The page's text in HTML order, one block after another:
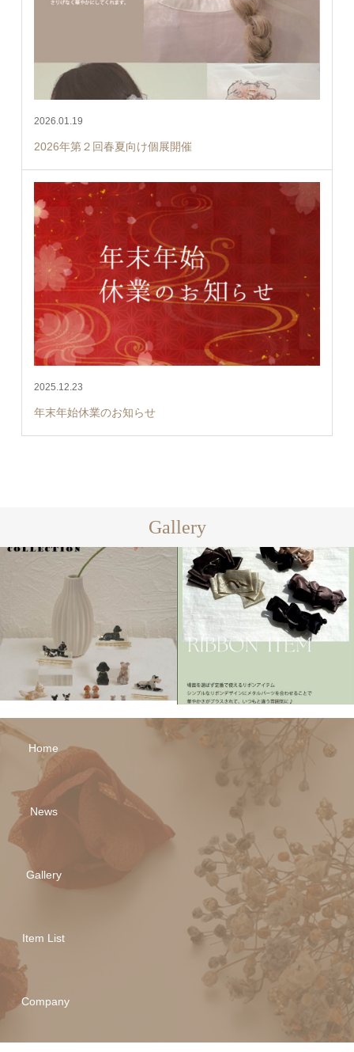
2026.01.19
2026年第２回春夏向け個展開催
2025.12.23
年末年始休業のお知らせ
Gallery
Home
News
Gallery
Item List
Company